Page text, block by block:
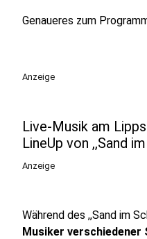
Genaueres zum
Anzeige
Live-Musik am
LineUp von ,,Sand
Anzeige
Während des ,,Sand im
Musiker